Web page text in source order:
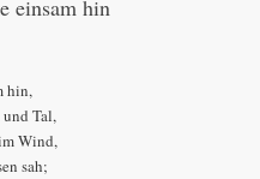
einsam hin
hin,
Tal,
Wind,
sah;